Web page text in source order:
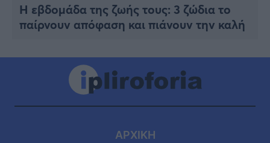
Η εβδομάδα της ζωής τους: 3 ζώδια το
παίρνουν απόφαση και πιάνουν την καλή
ΑΡΧΙΚΗ